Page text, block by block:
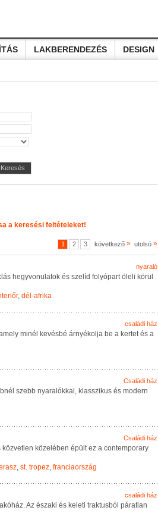
LAKBERENDEZÉS DESIGN
Keresés
a keresési feltételeket!
1 2 3 következő » utolsó »
nyaraló
ás hegyvonu atok és sze íd fo yópart ö e i körü
, dél-afrika
családi ház
me y miné kevésbé árnyé ko ja be a kertet és a
Családi ház
bné szebb nyara ókka , k asszi kus és modern
Családi ház
közvetlen köze ében épü t ez a contemporary
, st. tropez, franciaország
családi ház
akóház.Az északi és ke eti traktusbó páratlan